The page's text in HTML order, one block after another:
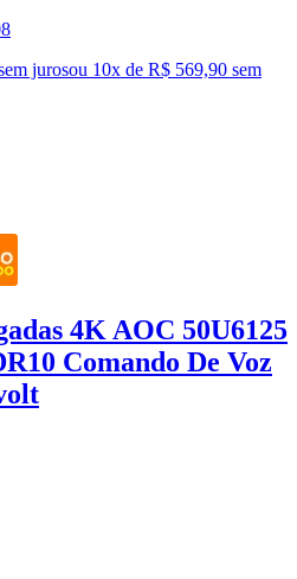
jurosou 10x de R$ 569,90 sem
4K AOC 50U6125
Comando De Voz